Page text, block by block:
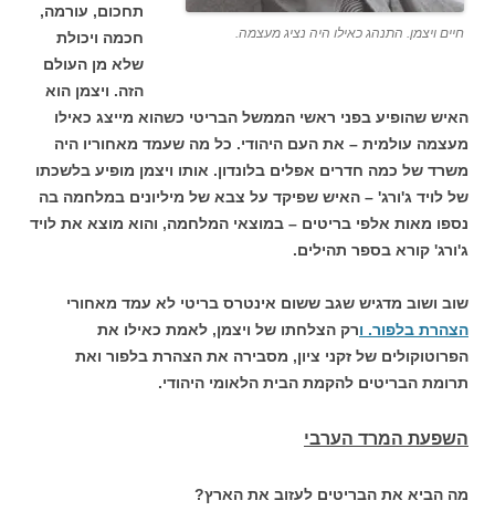
חיים ויצמן. התנהג כאילו היה נציג מעצמה.
תחכום, עורמה,
חכמה ויכולת
שלא מן העולם
הזה. ויצמן הוא
האיש שהופיע בפני ראשי הממשל הבריטי כשהוא מייצג כאילו
מעצמה עולמית – את העם היהודי. כל מה שעמד מאחוריו היה
משרד של כמה חדרים אפלים בלונדון. אותו ויצמן מופיע בלשכתו
של לויד ג'ורג' – האיש שפיקד על צבא של מיליונים במלחמה בה
נספו מאות אלפי בריטים – במוצאי המלחמה, והוא מוצא את לויד
ג'ורג' קורא בספר תהילים.
שוב ושוב מדגיש שגב ששום אינטרס בריטי לא עמד מאחורי
הצהרת בלפור. ו רק הצלחתו של ויצמן, לאמת כאילו את
הפרוטוקולים של זקני ציון, מסבירה את הצהרת בלפור ואת
תרומת הבריטים להקמת הבית הלאומי היהודי.
השפעת המרד הערבי
מה הביא את הבריטים לעזוב את הארץ?